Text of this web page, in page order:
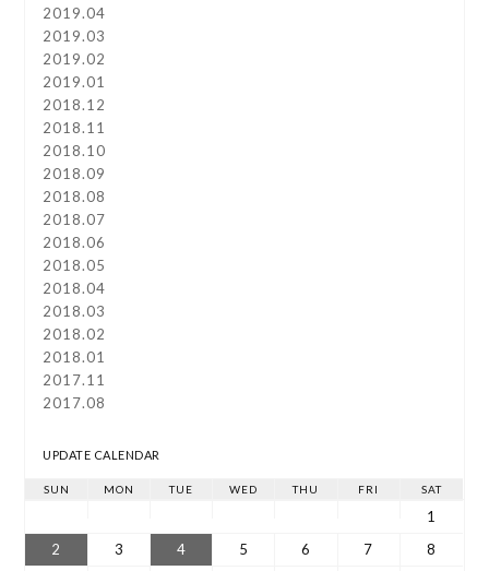
2019.04
2019.03
2019.02
2019.01
2018.12
2018.11
2018.10
2018.09
2018.08
2018.07
2018.06
2018.05
2018.04
2018.03
2018.02
2018.01
2017.11
2017.08
UPDATE CALENDAR
SUN MON TUE WED THU FRI SAT
1
2
3 4 5 6 7
8